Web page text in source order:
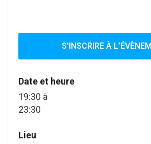
S’INSCRIRE À
Date et heure
19:30 à
23:30
Lieu